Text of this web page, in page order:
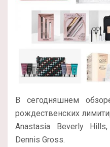
В сегодняшнем
рождественских
Anastasia Beverly
Dennis Gross.